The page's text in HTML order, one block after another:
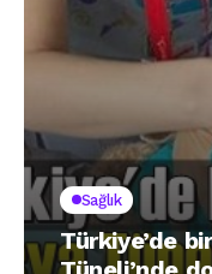
Sağlık
Türkiye’de